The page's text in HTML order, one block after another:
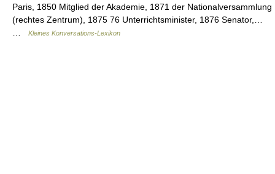
Paris, 1850 Mitglied der Akademie, 1871 der Nationalversammlung
(rechtes Zentrum), 1875 76 Unterrichtsminister, 1876 Senator,…
…
Kleines Konversations-Lexikon